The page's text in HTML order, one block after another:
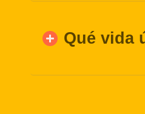
Qué vida